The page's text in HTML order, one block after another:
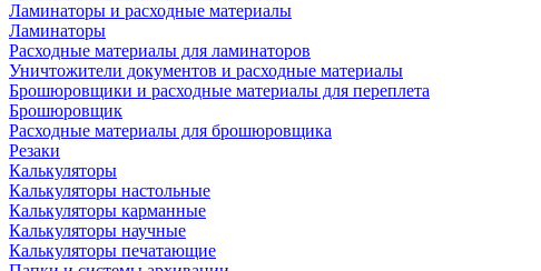
Ламинаторы и расходные материалы
Ламинаторы
Расходные материалы для ламинаторов
Уничтожители документов и расходные материалы
Брошюровщики и расходные материалы для переплета
Брошюровщик
Расходные материалы для брошюровщика
Резаки
Калькуляторы
Калькуляторы настольные
Калькуляторы карманные
Калькуляторы научные
Калькуляторы печатающие